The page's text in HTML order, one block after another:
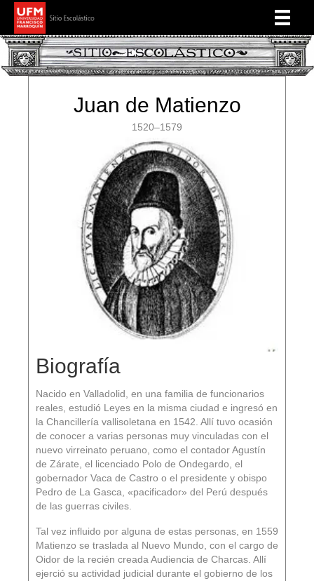
Juan de Matienzo
1520–1579
Biografía
Nacido en Valladolid, en una familia de funcionarios
reales, estudió Leyes en la misma ciudad e ingresó en
la Chancillería vallisoletana en 1542. Allí tuvo ocasión
de conocer a varias personas muy vinculadas con el
nuevo virreinato peruano, como el contador Agustín
de Zárate, el licenciado Polo de Ondegardo, el
gobernador Vaca de Castro o el presidente y obispo
Pedro de La Gasca, «pacificador» del Perú después
de las guerras civiles.
Tal vez influido por alguna de estas personas, en 1559
Matienzo se traslada al Nuevo Mundo, con el cargo de
Oidor de la recién creada Audiencia de Charcas. Allí
ejerció su actividad judicial durante el gobierno de los